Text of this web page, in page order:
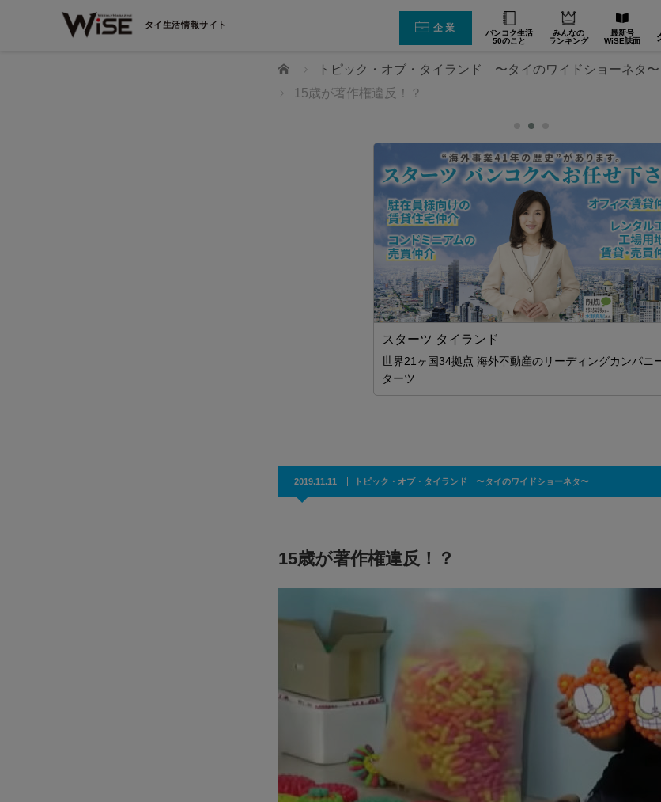
タイ生活情報サイト 企業
バンコク生活
50のこと
みんなの
ランキング
最新号
WiSE誌面
ホーム
トピック・オブ・タイランド 〜タイのワイドショーネタ〜
15歳が著作権違反！？
スターツ タイランド
世界21ヶ国34拠点 海外不動産のリーディングカンパニ
ターツ
2019.11.11 トピック・オブ・タイランド 〜タイのワイドショーネタ〜
15歳が著作権違反！？